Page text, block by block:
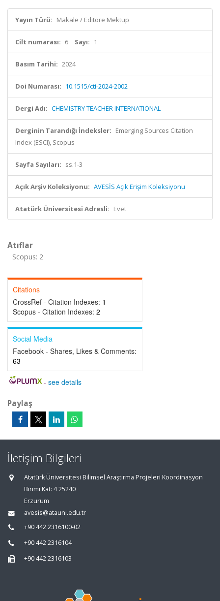
Yayın Türü: Makale / Editöre Mektup
Cilt numarası: 6 Sayı: 1
Basım Tarihi: 2024
Doi Numarası: 10.1515/cti-2024-2002
Dergi Adı: CHEMISTRY TEACHER INTERNATIONAL
Derginin Tarandığı İndeksler: Emerging Sources Citation
Index (ESCI), Scopus
Sayfa Sayıları: ss.1-3
Açık Arşiv Koleksiyonu: AVESİS Açık Erişim Koleksiyonu
Atatürk Üniversitesi Adresli: Evet
Atıflar
Scopus: 2
Citations
CrossRef - Citation Indexes: 1
Scopus - Citation Indexes: 2
Social Media
Facebook - Shares, Likes & Comments:
63
- see details
Paylaş
İletişim Bilgileri
Atatürk Üniversitesi Bilimsel Araştırma Projeleri Koordinasyon
Birimi Kat: 4 25240
Erzurum
avesis@atauni.edu.tr
+90 442 2316100-02
+90 442 2316104
+90 442 2316103